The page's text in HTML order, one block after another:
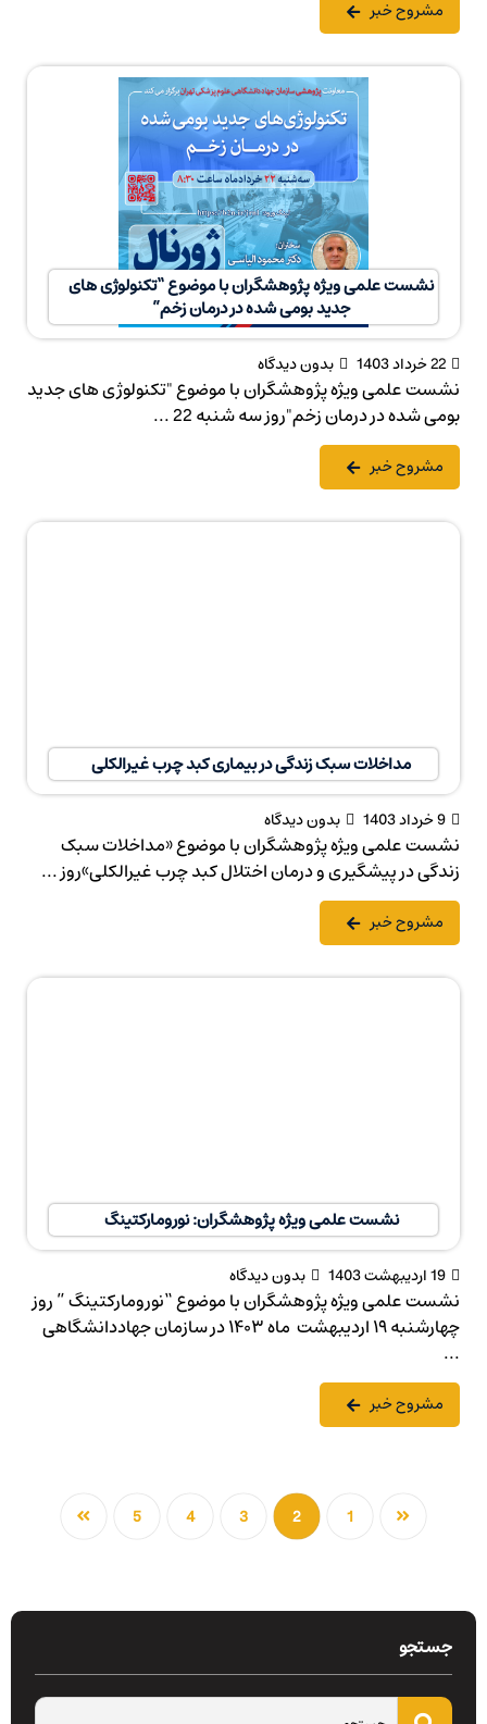
مشروح خبر
نشست علمی ویژه پژوهشگران با موضوع “تکنولوژی های
جدید بومی شده در درمان زخم”
22 خرداد 1403 بدون دیدگاه
نشست علمی ویژه پژوهشگران با موضوع "تکنولوژی های جدید
بومی شده در درمان زخم"روز سه شنبه 22 ...
مشروح خبر
مداخلات سبک زندگی در بیماری کبد چرب غیرالکلی
9 خرداد 1403 بدون دیدگاه
نشست علمی ویژه پژوهشگران با موضوع «مداخلات سبک
زندگی در پیشگیری و درمان اختلال کبد چرب غیرالکلی»روز ...
مشروح خبر
نشست علمی ویژه پژوهشگران: نورومارکتینگ
19 اردیبهشت 1403 بدون دیدگاه
نشست علمی ویژه پژوهشگران با موضوع “نورومارکتینگ ” روز
چهارشنبه ۱۹ اردیبهشت ماه ۱۴۰۳ در سازمان جهاددانشگاهی
مشروح خبر
جستجو